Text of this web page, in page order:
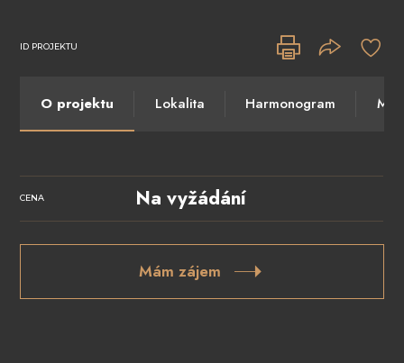
ID PROJEKTU
O projektu Lokalita Harmonogram
CENA Na vyžádání
Mám zájem